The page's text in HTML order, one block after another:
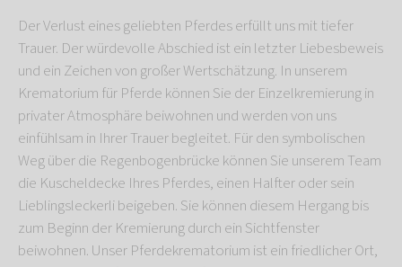
Der Verlust eines geliebten Pferdes erfüllt uns mit tiefer
Trauer. Der würdevolle Abschied ist ein letzter Liebesbeweis
und ein Zeichen von großer Wertschätzung. In unserem
Krematorium für Pferde können Sie der Einzelkremierung in
privater Atmosphäre beiwohnen und werden von uns
einfühlsam in Ihrer Trauer begleitet. Für den symbolischen
Weg über die Regenbogenbrücke können Sie unserem Team
die Kuscheldecke Ihres Pferdes, einen Halfter oder sein
Lieblingsleckerli beigeben. Sie können diesem Hergang bis
zum Beginn der Kremierung durch ein Sichtfenster
beiwohnen. Unser Pferdekrematorium ist ein friedlicher Ort,